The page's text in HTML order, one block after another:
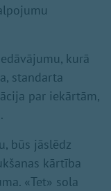
kurā
standarta
par iekārtām,
būs jāslēdz
kārtība
«Tet» sola